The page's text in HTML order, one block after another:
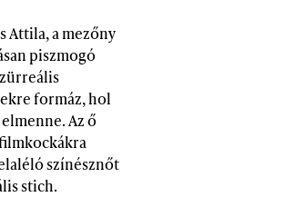
Attila, a mezőny
piszmogó
formáz, hol
Az ő
színésznőt
stich.